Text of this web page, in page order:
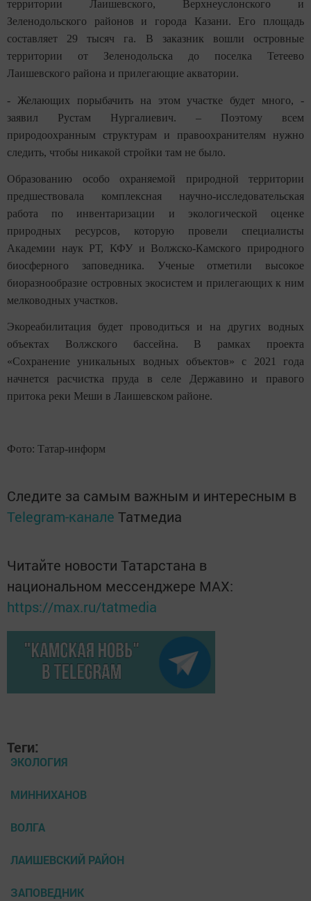
территории Лаишевского, Верхнеуслонского и
Зеленодольского районов и города Казани. Его площадь
составляет 29 тысяч га. В заказник вошли островные
территории от Зеленодольска до поселка Тетеево
Лаишевского района и прилегающие акватории.
- Желающих порыбачить на этом участке будет много, -
заявил Рустам Нургалиевич. – Поэтому всем
природоохранным структурам и правоохранителям нужно
следить, чтобы никакой стройки там не было.
Образованию особо охраняемой природной территории
предшествовала комплексная научно-исследовательская
работа по инвентаризации и экологической оценке
природных ресурсов, которую провели специалисты
Академии наук РТ, КФУ и Волжско-Камского природного
биосферного заповедника. Ученые отметили высокое
биоразнообразие островных экосистем и прилегающих к ним
мелководных участков.
Экореабилитация будет проводиться и на других водных
объектах Волжского бассейна. В рамках проекта
«Сохранение уникальных водных объектов» с 2021 года
начнется расчистка пруда в селе Державино и правого
притока реки Меши в Лаишевском районе.
Фото: Татар-информ
Следите за самым важным и интересным в
Telegram-канале Татмедиа
Читайте новости Татарстана в
национальном мессенджере MАХ:
https://max.ru/tatmedia
Теги:
ЭКОЛОГИЯ
МИННИХАНОВ
ВОЛГА
ЛАИШЕВСКИЙ РАЙОН
ЗАПОВЕДНИК